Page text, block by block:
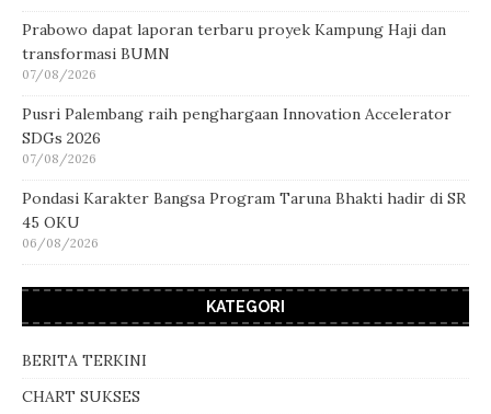
Prabowo dapat laporan terbaru proyek Kampung Haji dan
transformasi BUMN
07/08/2026
Pusri Palembang raih penghargaan Innovation Accelerator
SDGs 2026
07/08/2026
Pondasi Karakter Bangsa Program Taruna Bhakti hadir di SR
45 OKU
06/08/2026
KATEGORI
BERITA TERKINI
CHART SUKSES